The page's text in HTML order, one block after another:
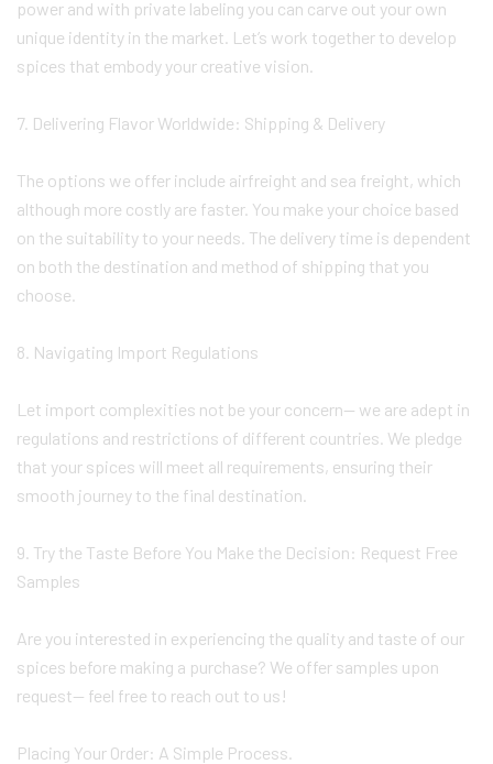
power and with private labeling you can carve out your own
unique identity in the market. Let’s work together to develop
spices that embody your creative vision.
7. Delivering Flavor Worldwide: Shipping & Delivery
The options we offer include airfreight and sea freight, which
although more costly are faster. You make your choice based
on the suitability to your needs. The delivery time is dependent
on both the destination and method of shipping that you
choose.
8. Navigating Import Regulations
Let import complexities not be your concern— we are adept in
regulations and restrictions of different countries. We pledge
that your spices will meet all requirements, ensuring their
smooth journey to the final destination.
9. Try the Taste Before You Make the Decision: Request Free
Samples
Are you interested in experiencing the quality and taste of our
spices before making a purchase? We offer samples upon
request— feel free to reach out to us!
Placing Your Order: A Simple Process.